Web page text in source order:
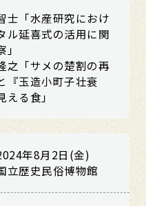
士「水産研究におけ
ル延喜式の活用に関
之「サメの楚割の再
『玉造小町子壮衰
える食」
年8月2日(金)
立歴史民俗博物館